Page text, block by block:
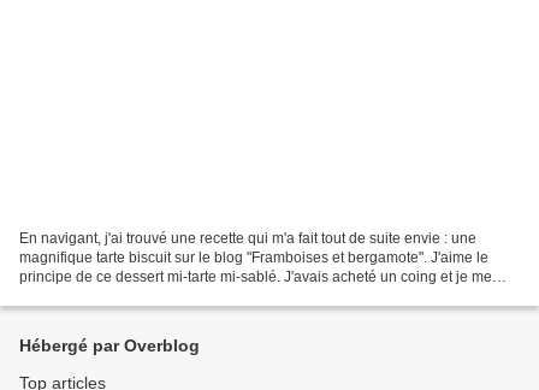
En navigant, j'ai trouvé une recette qui m'a fait tout de suite envie : une
magnifique tarte biscuit sur le blog "Framboises et bergamote". J'aime le
principe de ce dessert mi-tarte mi-sablé. J'avais acheté un coing et je me
Hébergé par Overblog
Top articles